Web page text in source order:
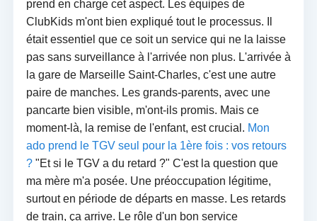
prend en charge cet aspect. Les équipes de
ClubKids m'ont bien expliqué tout le processus. Il
était essentiel que ce soit un service qui ne la laisse
pas sans surveillance à l'arrivée non plus. L'arrivée à
la gare de Marseille Saint-Charles, c'est une autre
paire de manches. Les grands-parents, avec une
pancarte bien visible, m'ont-ils promis. Mais ce
moment-là, la remise de l'enfant, est crucial. Mon
ado prend le TGV seul pour la 1ère fois : vos retours
?"Et si le TGV a du retard ?" C'est la question que
ma mère m'a posée. Une préoccupation légitime,
surtout en période de départs en masse. Les retards
de train, ça arrive. Le rôle d'un bon service